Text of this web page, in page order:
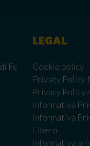
Fe
LEGAL
Cookie policy
Privacy Policy
Privacy Policy
Informativa
Informativa
Libero
Informativa